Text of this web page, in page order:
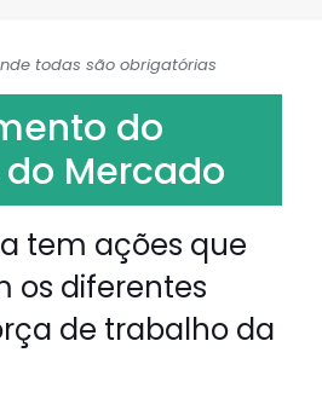
todas são obrigatórias
do
Mercado
tem ações que
os diferentes
de trabalho da